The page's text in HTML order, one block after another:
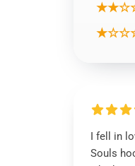
I fell in
Souls